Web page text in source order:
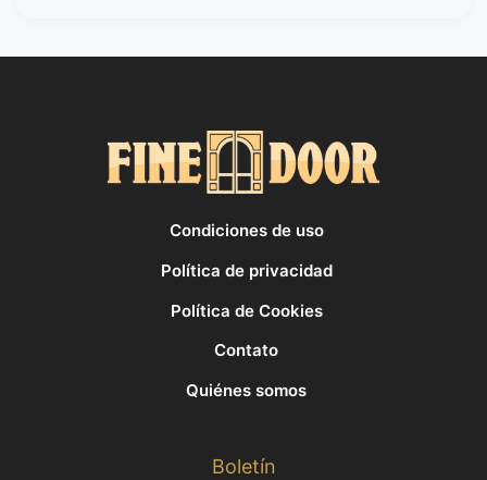
Condiciones de uso
Política de privacidad
Política de Cookies
Contato
Quiénes somos
Boletín